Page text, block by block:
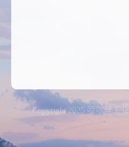
Copyright 2025 哈尔滨工